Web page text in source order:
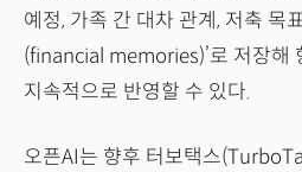
예정, 가족 간 대차 관계, 저축 목
(financial memories)’로 저장해
지속적으로 반영할 수 있다.
오픈AI는 향후 터보택스